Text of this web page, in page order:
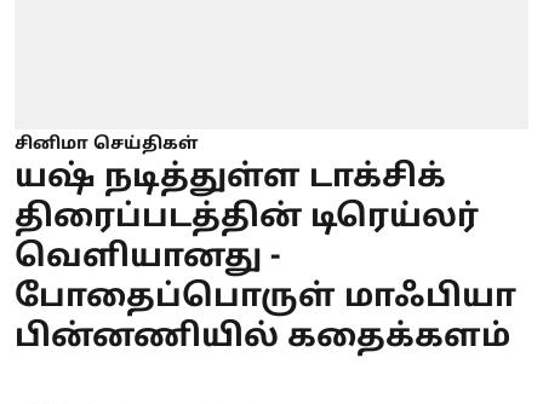
சினிமா செய்திகள்
யஷ் நடித்துள்ள டாக்சிக்
திரைப்படத்தின் டிரெய்லர்
வெளியானது -
போதைப்பொருள் மாஃபியா
பின்னணியில் கதைக்களம்